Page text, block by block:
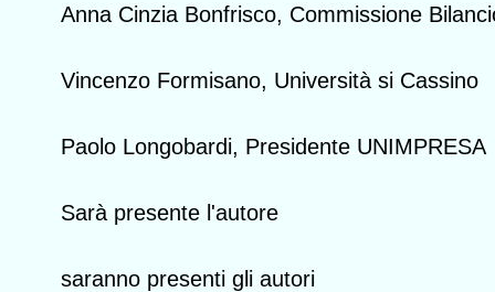
Anna Cinzia Bonfrisco, Commissione
Vincenzo Formisano, Università si Cassino
Paolo Longobardi, Presidente UNIMPRESA
Sarà presente l'autore
saranno presenti gli autori